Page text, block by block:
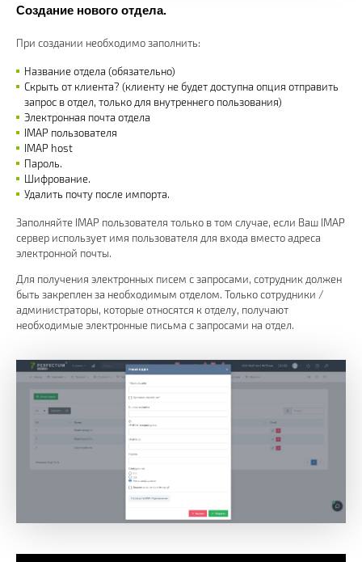
Создание нового отдела.
При создании необходимо заполнить:
Название отдела (обязательно)
Скрыть от клиента? (клиенту не будет доступна опция отправить
запрос в отдел, только для внутреннего пользования)
Электронная почта отдела
IMAP пользователя
IMAP host
Пароль.
Шифрование.
Удалить почту после импорта.
Заполняйте IMAP пользователя только в том случае, если Ваш IMAP
сервер использует имя пользователя для входа вместо адреса
электронной почты.
Для получения электронных писем с запросами, сотрудник должен
быть закреплен за необходимым отделом. Только сотрудники /
администраторы, которые относятся к отделу, получают
необходимые электронные письма с запросами на отдел.